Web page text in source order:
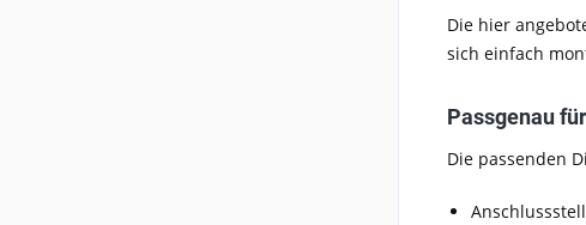
Die hier
sich einfach
Passgenau
Die passenden